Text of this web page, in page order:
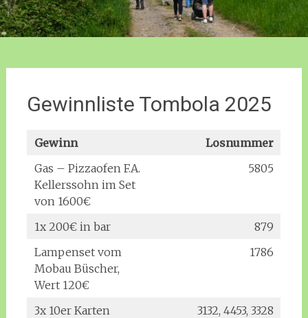
Gewinnliste Tombola 2025
Gewinn
Losnummer
Gas – Pizzaofen F.A.
Kellerssohn im Set
von 1600€
5805
1x 200€ in bar
879
Lampenset vom
Mobau Büscher,
Wert 120€
1786
3x 10er Karten
3132, 4453, 3328